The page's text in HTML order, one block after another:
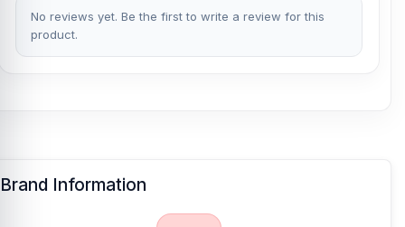
No reviews yet. Be the first to write a review for this
product.
Brand Information